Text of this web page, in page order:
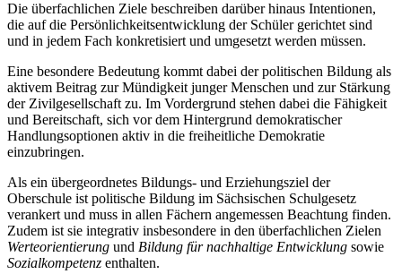
Die überfachlichen Ziele beschreiben darüber hinaus Intentionen,
die auf die Persönlichkeitsentwicklung der Schüler gerichtet sind
und in jedem Fach konkretisiert und umgesetzt werden müssen.
Eine besondere Bedeutung kommt dabei der politischen Bildung als
aktivem Beitrag zur Mündigkeit junger Menschen und zur Stärkung
der Zivilgesellschaft zu. Im Vordergrund stehen dabei die Fähigkeit
und Bereitschaft, sich vor dem Hintergrund demokratischer
Handlungsoptionen aktiv in die freiheitliche Demokratie
einzubringen.
Als ein übergeordnetes Bildungs- und Erziehungsziel der
Oberschule ist politische Bildung im Sächsischen Schulgesetz
verankert und muss in allen Fächern angemessen Beachtung finden.
Zudem ist sie integrativ insbesondere in den überfachlichen Zielen
Werteorientierung und Bildung für nachhaltige Entwicklung sowie
Sozialkompetenz enthalten.